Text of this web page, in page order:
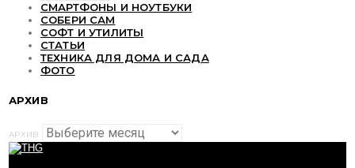
СМАРТФОНЫ И НОУТБУКИ
СОБЕРИ САМ
СОФТ И УТИЛИТЫ
СТАТЬИ
ТЕХНИКА ДЛЯ ДОМА И САДА
ФОТО
АРХИВ
АРХИВ